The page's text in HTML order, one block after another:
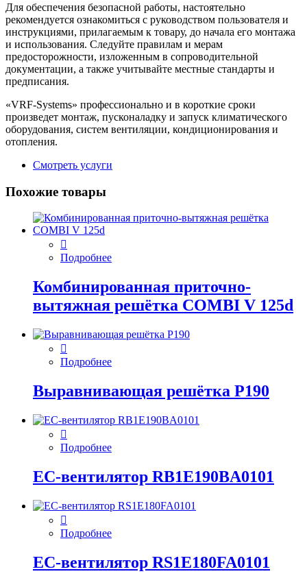
Для обеспечения безопасной работы, настоятельно
рекомендуется ознакомиться с руководством пользователя и
инструкциями, прилагаемым к товару, до начала его монтажа
и использования. Следуйте правилам и мерам
предосторожности, изложенным в сопроводительной
документации, а также учитывайте местные стандарты и
предписания.
«VRF-Systems» профессионально и в короткие сроки
произведет монтаж, пусконаладку и запуск климатического
оборудования, систем вентиляции, кондиционирования и
отопления.
Смотреть услуги
Похожие товары
Подробнее
Комбинированная приточно-
вытяжная решётка COMBI V 125d
Подробнее
Выравнивающая решётка P190
Подробнее
EC-вентилятор RB1E190BA0101
Подробнее
EC-вентилятор RS1E180FA0101